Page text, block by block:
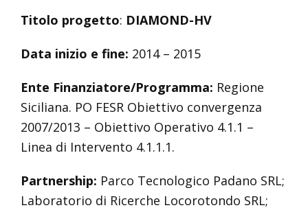
Titolo progetto: DIAMOND-HV
Data inizio e fine: 2014 – 2015
Ente Finanziatore/Programma: Regione
Siciliana. PO FESR Obiettivo convergenza
2007/2013 – Obiettivo Operativo 4.1.1 –
Linea di Intervento 4.1.1.1.
Partnership: Parco Tecnologico Padano SRL;
Laboratorio di Ricerche Locorotondo SRL;